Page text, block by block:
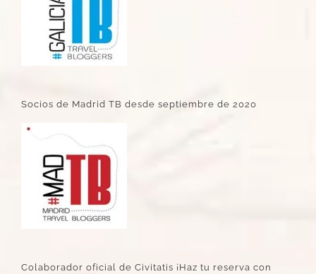
Socios de Madrid TB desde septiembre de 2020
Colaborador oficial de Civitatis ¡Haz tu reserva con